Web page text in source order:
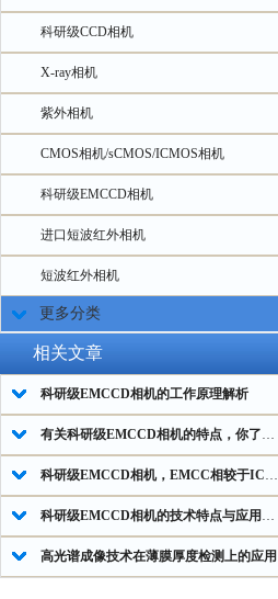
科研级CCD相机
X-ray相机
紫外相机
CMOS相机/sCMOS/ICMOS相机
科研级EMCCD相机
进口短波红外相机
短波红外相机
更多分类
相关文章
科研级EMCCD相机的工作原理解析
有关科研级EMCCD相机的特点，你了解多少？
科研级EMCCD相机，EMCC相较于ICCD技术来说具有哪些优势？
科研级EMCCD相机的技术特点与应用领域
高光谱成像技术在薄膜厚度检测上的应用